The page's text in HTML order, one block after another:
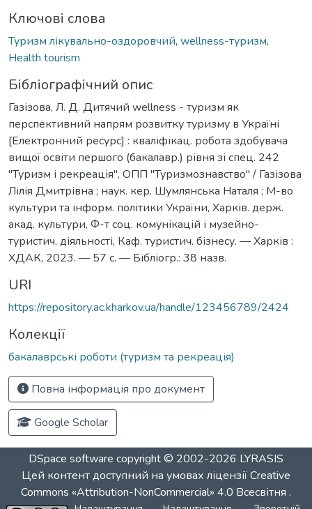
Ключові слова
Туризм лікувально-оздоровчий, wellness-туризм,
Health tourism
Бібліографічний опис
Газізова, Л. Д. Дитячий wellness - туризм як
перспективний напрям розвитку туризму в Україні
[Електронний ресурс] : кваліфікац. робота здобувача
вищої освіти першого (бакалавр.) рівня зі спец. 242
"Туризм і рекреація", ОПП "Туризмознавство" / Газізова
Лілія Дмитрівна ; наук. кер. Шумлянська Наталя ; М-во
культури та інформ. політики України, Харків. держ.
акад. культури, Ф-т соц. комунікацій і музейно-
туристич. діяльності, Каф. туристич. бізнесу. — Харків :
ХДАК, 2023. — 57 с. — Бібліогр.: 38 назв.
URI
https://repository.ac.kharkov.ua/handle/123456789/2424
Колекції
бакалаврські роботи (туризм та рекреація)
Повна інформація про документ
Google Scholar
DSpace software copyright © 2002-2026 LYRASIS
Цей контент доступний на умовах ліцензіїCreative
Commons «Attribution-NonCommercial» 4.0 Всесвітня .